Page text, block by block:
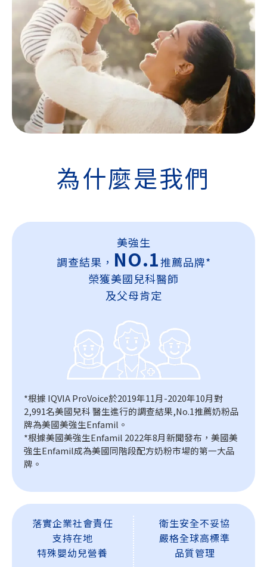
為什麼是我們
美強生
調查結果， NO.1推薦品牌*
榮獲美國兒科醫師
及父母肯定
*根據 IQVIA ProVoice於2019年11月-2020年10月對
2,991名美國兒科 醫生進行的調查結果,No.1推薦奶粉品
牌為美國美強生Enfamil。
*根據美國美強生Enfamil 2022年8月新聞發布，美國美
強生Enfamil成為美國同階段配方奶粉市場的第一大品
牌。
落實企業社會責任
支持在地
特殊嬰幼兒營養
衛生安全不妥協
嚴格全球高標準
品質管理